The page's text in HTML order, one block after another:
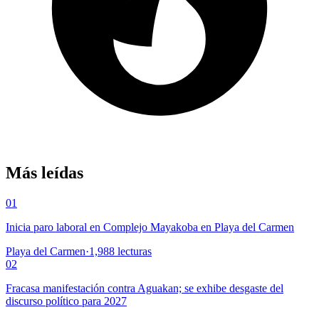
Más leídas
01
Inicia paro laboral en Complejo Mayakoba en Playa del Carmen
Playa del Carmen·1,988 lecturas
02
Fracasa manifestación contra Aguakan; se exhibe desgaste del
discurso político para 2027